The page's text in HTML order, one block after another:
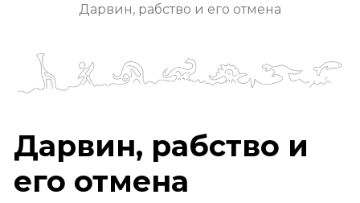
Дарвин, рабство и его отмена
Дарвин, рабство и
его отмена